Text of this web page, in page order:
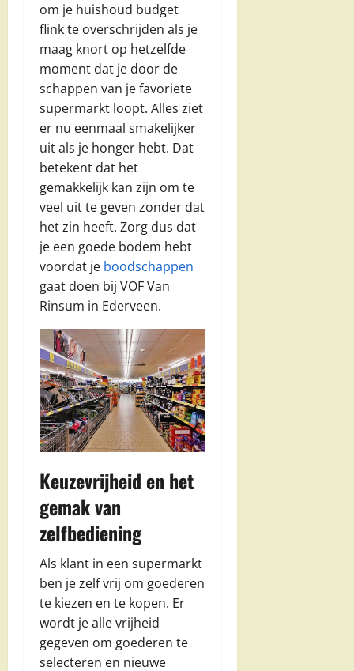
om je huishoud budget
flink te overschrijden als je
maag knort op hetzelfde
moment dat je door de
schappen van je favoriete
supermarkt loopt. Alles ziet
er nu eenmaal smakelijker
uit als je honger hebt. Dat
betekent dat het
gemakkelijk kan zijn om te
veel uit te geven zonder dat
het zin heeft. Zorg dus dat
je een goede bodem hebt
voordat je boodschappen
gaat doen bij VOF Van
Rinsum in Ederveen.
Keuzevrijheid en het
gemak van
zelfbediening
Als klant in een supermarkt
ben je zelf vrij om goederen
te kiezen en te kopen. Er
wordt je alle vrijheid
gegeven om goederen te
selecteren en nieuwe